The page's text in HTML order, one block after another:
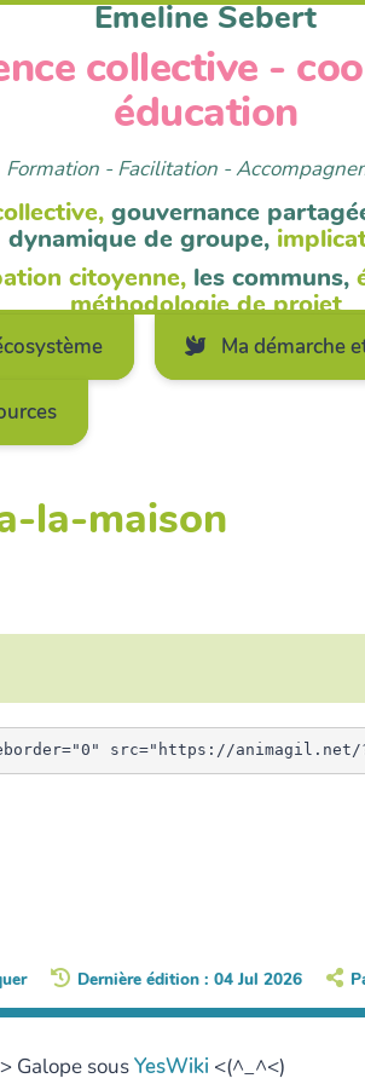
Ma démarche
Emeline Sebert
collective -
éducation
Formation - Facilitation -
gouvernance
dynamique de groupe,
citoyenne, les communs,
méthodologie de projet
la-maison
Dernière édition : 04 Jul 2026
Galope sousYesWiki <(^_^<)